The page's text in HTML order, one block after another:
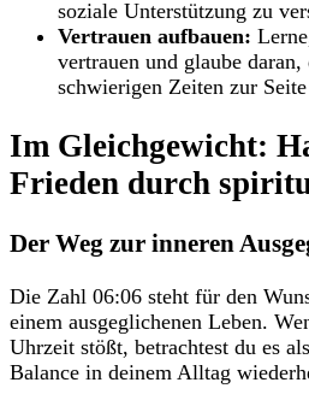
soziale Unterstützung zu
Vertrauen aufbauen:
vertrauen und glaube
schwierigen Zeiten zur Seite
Im Gleichgewicht:
Frieden durch
Der Weg zur inneren
Die Zahl 06:06 steht für den
einem ausgeglichenen Leben.
Uhrzeit stößt, betrachtest du es
Balance in deinem Alltag